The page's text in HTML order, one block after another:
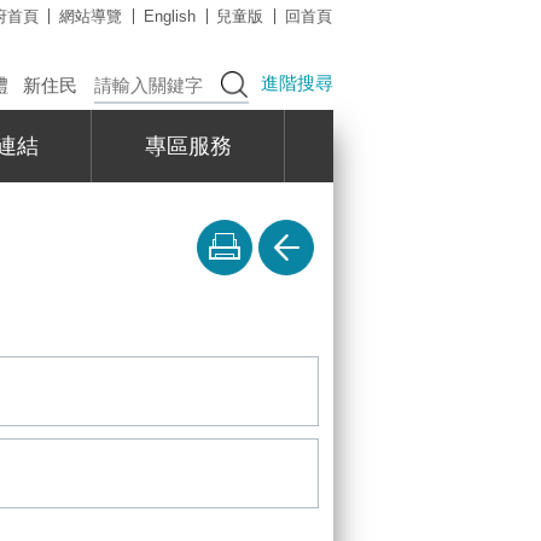
首頁 網站導覽 English 兒童版 回首頁
新住民 進階搜尋
結 專區服務